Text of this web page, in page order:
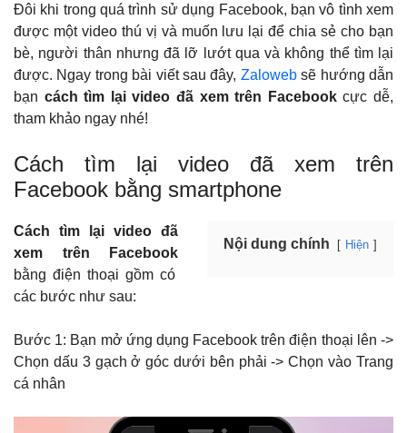
Đôi khi trong quá trình sử dụng Facebook, bạn vô tình xem
được một video thú vị và muốn lưu lại để chia sẻ cho bạn
bè, người thân nhưng đã lỡ lướt qua và không thể tìm lại
được. Ngay trong bài viết sau đây, Zalowebsẽ hướng dẫn
bạn cách tìm lại video đã xem trên Facebookcực dễ,
tham khảo ngay nhé!
Cách tìm lại video đã xem trên
Facebook bằng smartphone
Nội dung chính Hiện
Cách tìm lại video đã
xem trên Facebook
bằng điện thoại gồm có
các bước như sau:
Bước 1: Bạn mở ứng dụng Facebook trên điện thoại lên ->
Chọn dấu 3 gạch ở góc dưới bên phải -> Chọn vào Trang
cá nhân